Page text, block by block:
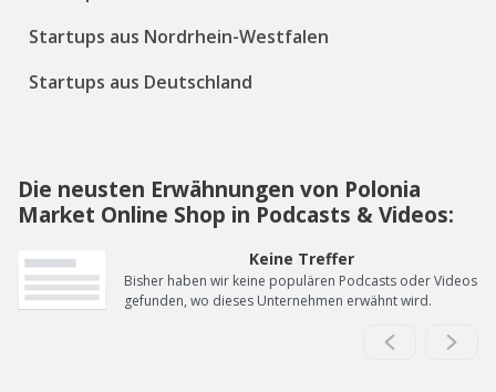
Startups aus Nordrhein-Westfalen
Startups aus Deutschland
Die neusten Erwähnungen von Polonia
Market Online Shop in Podcasts & Videos:
Keine Treffer
Bisher haben wir keine populären Podcasts oder Videos
gefunden, wo dieses Unternehmen erwähnt wird.